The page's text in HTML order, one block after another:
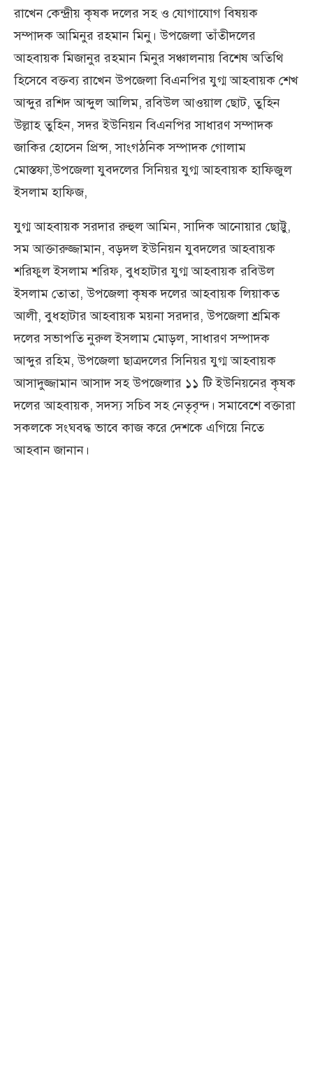
রাখেন কেন্দ্রীয় কৃষক দলের সহ ও যোগাযোগ বিষয়ক
সম্পাদক আমিনুর রহমান মিনু। উপজেলা তাঁতীদলের
আহবায়ক মিজানুর রহমান মিনুর সঞ্চালনায় বিশেষ অতিথি
হিসেবে বক্তব্য রাখেন উপজেলা বিএনপির যুগ্ম আহবায়ক শেখ
আব্দুর রশিদ আব্দুল আলিম, রবিউল আওয়াল ছোট, তুহিন
উল্লাহ তুহিন, সদর ইউনিয়ন বিএনপির সাধারণ সম্পাদক
জাকির হোসেন প্রিন্স, সাংগঠনিক সম্পাদক গোলাম
মোস্তফা,উপজেলা যুবদলের সিনিয়র যুগ্ম আহবায়ক হাফিজুল
ইসলাম হাফিজ,
যুগ্ম আহবায়ক সরদার রুহুল আমিন, সাদিক আনোয়ার ছোট্টু,
সম আক্তারুজ্জামান, বড়দল ইউনিয়ন যুবদলের আহবায়ক
শরিফুল ইসলাম শরিফ, বুধহাটার যুগ্ম আহবায়ক রবিউল
ইসলাম তোতা, উপজেলা কৃষক দলের আহবায়ক লিয়াকত
আলী, বুধহাটার আহবায়ক ময়না সরদার, উপজেলা শ্রমিক
দলের সভাপতি নুরুল ইসলাম মোড়ল, সাধারণ সম্পাদক
আব্দুর রহিম, উপজেলা ছাত্রদলের সিনিয়র যুগ্ম আহবায়ক
আসাদুজ্জামান আসাদ সহ উপজেলার ১১ টি ইউনিয়নের কৃষক
দলের আহবায়ক, সদস্য সচিব সহ নেতৃবৃন্দ। সমাবেশে বক্তারা
সকলকে সংঘবদ্ধ ভাবে কাজ করে দেশকে এগিয়ে নিতে
আহবান জানান।